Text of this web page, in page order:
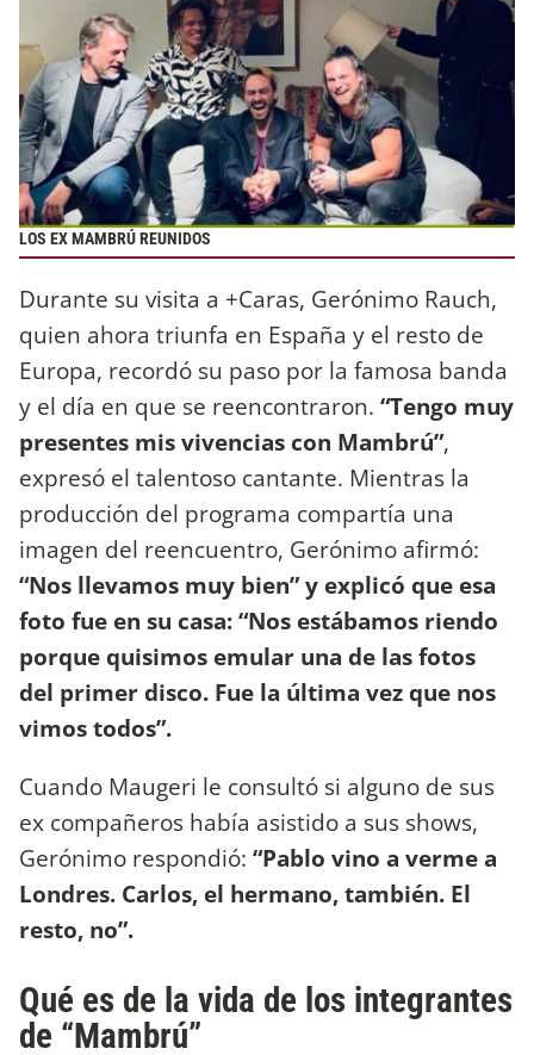
LOS EX MAMBRÚ REUNIDOS
Durante su visita a +Caras, Gerónimo Rauch,
quien ahora triunfa en España y el resto de
Europa, recordó su paso por la famosa banda
y el día en que se reencontraron. “Tengo muy
presentes mis vivencias con Mambrú”,
expresó el talentoso cantante. Mientras la
producción del programa compartía una
imagen del reencuentro, Gerónimo afirmó:
“Nos llevamos muy bien” y explicó que esa
foto fue en su casa: “Nos estábamos riendo
porque quisimos emular una de las fotos
del primer disco. Fue la última vez que nos
vimos todos”.
Cuando Maugeri le consultó si alguno de sus
ex compañeros había asistido a sus shows,
Gerónimo respondió: “Pablo vino a verme a
Londres. Carlos, el hermano, también. El
resto, no”.
Qué es de la vida de los integrantes
de “Mambrú”